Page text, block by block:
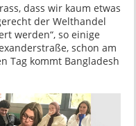
dass wir kaum etwas
der Welthandel
werden“, so einige
schon am
Tag kommt Bangladesh